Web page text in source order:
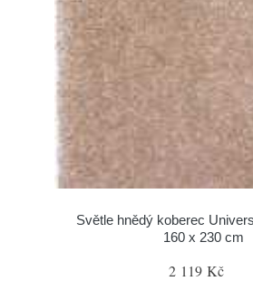
Světle hnědý koberec
160 x 230 cm
2 119 Kč